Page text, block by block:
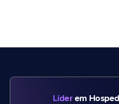
Líderem